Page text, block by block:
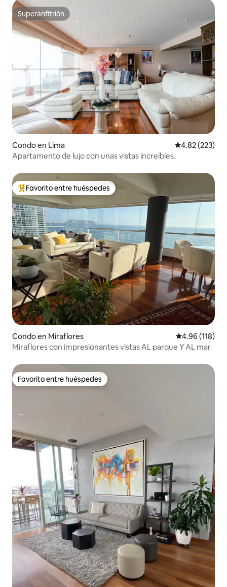
Superanfitrión
Superanfitrión
Condo en Lima Calificación
4.82 (223)
Apartamento de lujo con unas vistas increíbles.
Favorito entre huéspedes preferido
Favorito entre huéspedes
Condo en Miraflores Calificación
4.96 (118)
Miraflores con impresionantes vistas AL parque Y AL mar
Favorito entre huéspedes
Favorito entre huéspedes